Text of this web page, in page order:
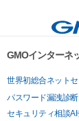
GMOインターネ
世界初総合ネット
パスワード漏洩診断
セキュリティ相談AI